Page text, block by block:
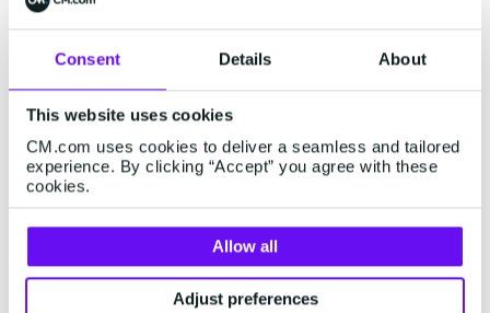
Consent Details About
This website uses cookies
CM.com uses cookies to deliver a seamless and tailored
experience. By clicking “Accept” you agree with these
cookies.
Allow all
Adjust preferences
los agentes inmobiliarios de diversas maneras.
posible contar con una amplia variedad de
canales de comunicación con los que los clientes
rápidamente. Ya sea a través de SMS,
WhatsApp o chatbots, los clientes pueden
obtener los datos que necesitan de manera
rápida y eficaz sin que ningún humano tenga que
intervenir.